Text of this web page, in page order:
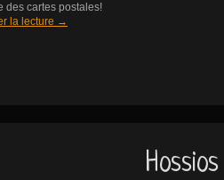
des cartes postales!
la lecture →